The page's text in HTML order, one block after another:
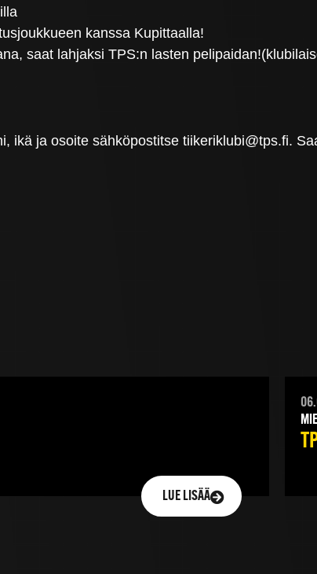
kanssa Kupittaalla!
saat lahjaksi TPS:n lasten
ikä ja osoite sähköpostitse tiikeriklubi@tps.fi.
LUE LISÄÄ